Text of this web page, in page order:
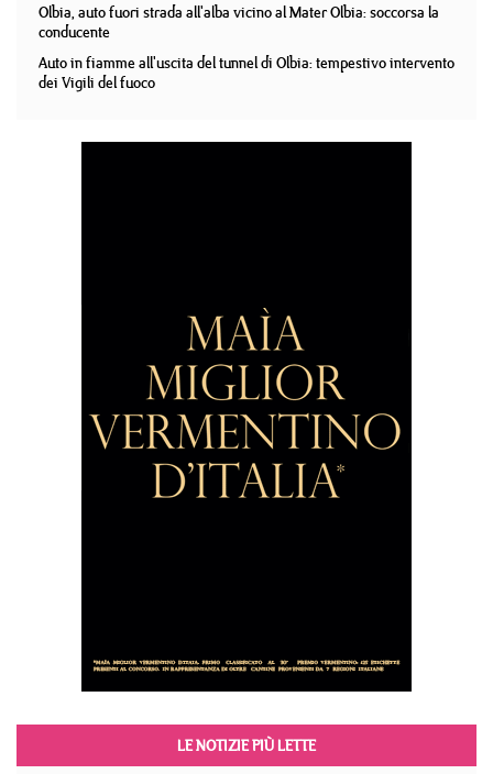
Olbia, auto fuori strada all'alba vicino al Mater Olbia: soccorsa la
conducente
Auto in fiamme all'uscita del tunnel di Olbia: tempestivo intervento
dei Vigili del fuoco
LE NOTIZIE PIÙ LETTE